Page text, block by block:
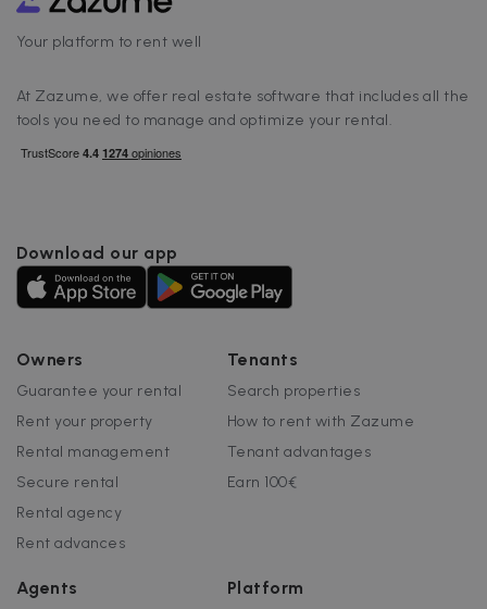
Your platform to rent well
At Zazume, we offer real estate software that includes all the
tools you need to manage and optimize your rental.
Download our app
Owners
Guarantee your rental
Rent your property
Rental management
Secure rental
Rental agency
Rent advances
Tenants
Search properties
How to rent with Zazume
Tenant advantages
Earn 100€
Agents Platform